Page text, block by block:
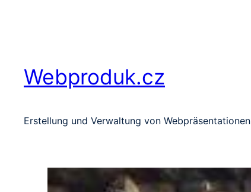
Webproduk.cz
Erstellung und Verwaltung von Webpräsentationen